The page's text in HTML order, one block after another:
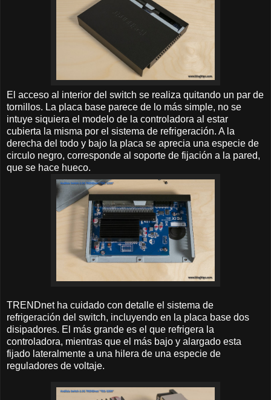
El acceso al interior del switch se realiza quitando un par de
tornillos. La placa base parece de lo más simple, no se
intuye siquiera el modelo de la controladora al estar
cubierta la misma por el sistema de refrigeración. A la
derecha del todo y bajo la placa se aprecia una especie de
circulo negro, corresponde al soporte de fijación a la pared,
que se hace hueco.
TRENDnet ha cuidado con detalle el sistema de
refrigeración del switch, incluyendo en la placa base dos
disipadores. El más grande es el que refrigera la
controladora, mientras que el más bajo y alargado esta
fijado lateralmente a una hilera de una especie de
reguladores de voltaje.